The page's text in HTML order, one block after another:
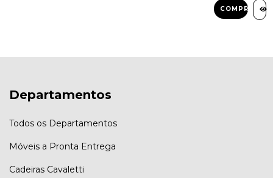
Departamentos
Todos os Departamentos
Móveis a Pronta Entrega
Cadeiras Cavaletti